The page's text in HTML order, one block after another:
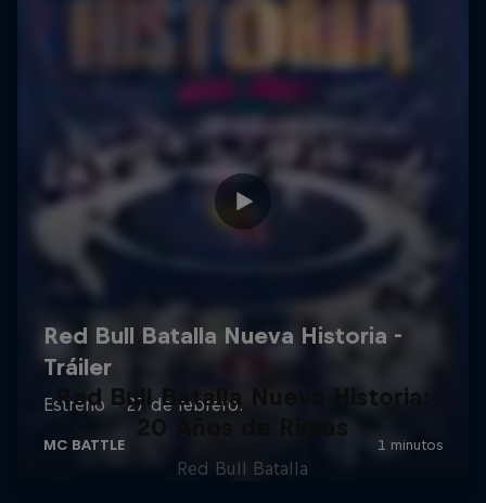
Red Bull Batalla Nueva Historia:
20 Años de Rimas
Red Bull Batalla